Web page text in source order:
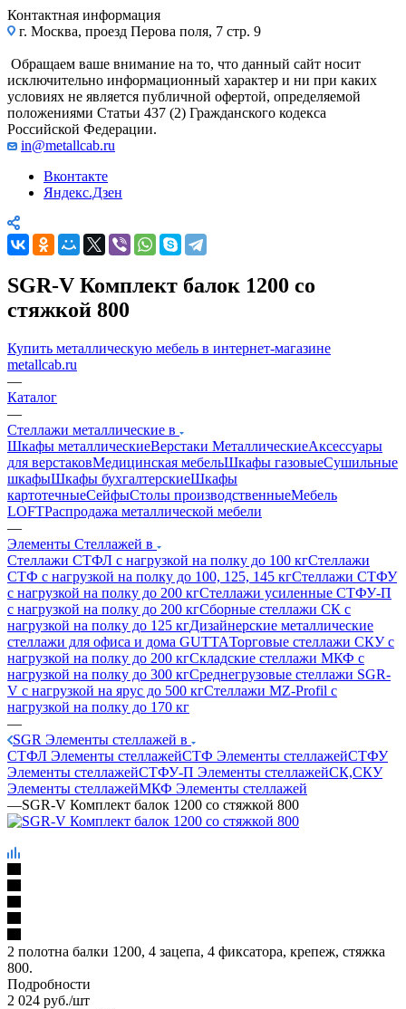
Контактная информация
г. Москва, проезд Перова поля, 7 стр. 9
Обращаем ваше внимание на то, что данный сайт носит
исключительно информационный характер и ни при каких
условиях не является публичной офертой, определяемой
положениями Статьи 437 (2) Гражданского кодекса
Российской Федерации.
in@metallcab.ru
Вконтакте
Яндекс.Дзен
SGR-V Комплект балок 1200 со
стяжкой 800
Купить металлическую мебель в интернет-магазине
metallcab.ru
—
Каталог
—
Стеллажи металлические в
Шкафы металлическиеВерстаки МеталлическиеАксессуары
для верстаковМедицинская мебельШкафы газовыеСушильные
шкафыШкафы бухгалтерскиеШкафы
картотечныеСейфыСтолы производственныеМебель
LOFTРаспродажа металлической мебели
—
Элементы Стеллажей в
Стеллажи СТФЛ с нагрузкой на полку до 100 кгСтеллажи
СТФ с нагрузкой на полку до 100, 125, 145 кгСтеллажи СТФУ
с нагрузкой на полку до 200 кгСтеллажи усиленные СТФУ-П
с нагрузкой на полку до 200 кгСборные стеллажи СК с
нагрузкой на полку до 125 кгДизайнерские металлические
стеллажи для офиса и дома GUTTAТорговые стеллажи СКУ с
нагрузкой на полку до 200 кгСкладские стеллажи МКФ с
нагрузкой на полку до 300 кгСреднегрузовые стеллажи SGR-
V с нагрузкой на ярус до 500 кгСтеллажи MZ-Profil с
нагрузкой на полку до 170 кг
—
SGR Элементы стеллажей в
СТФЛ Элементы стеллажейСТФ Элементы стеллажейСТФУ
Элементы стеллажейСТФУ-П Элементы стеллажейСК,СКУ
Элементы стеллажейМКФ Элементы стеллажей
—SGR-V Комплект балок 1200 со стяжкой 800
2 полотна балки 1200, 4 зацепа, 4 фиксатора, крепеж, стяжка
800.
Подробности
2 024 руб./шт